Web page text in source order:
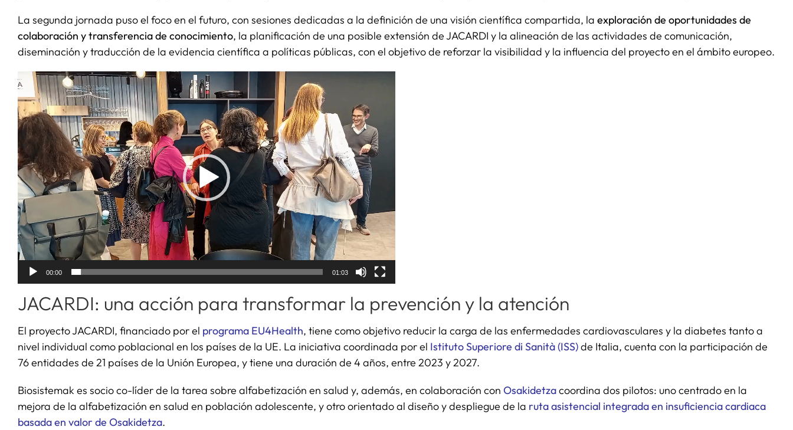
La segunda jornada puso el foco en el futuro, con sesiones dedicadas a la definición de una visión científica compartida, la exploración de oportunidades de
colaboración y transferencia de conocimiento, la planificación de una posible extensión de JACARDI y la alineación de las actividades de comunicación,
diseminación y traducción de la evidencia científica a políticas públicas, con el objetivo de reforzar la visibilidad y la influencia del proyecto en el ámbito europeo.
Reproductor
de
vídeo
00:00 01:03
JACARDI: una acción para transformar la prevención y la atención
El proyecto JACARDI, financiado por el programa EU4Health, tiene como objetivo reducir la carga de las enfermedades cardiovasculares y la diabetes tanto a
nivel individual como poblacional en los países de la UE. La iniciativa coordinada por el Istituto Superiore di Sanità (ISS)de Italia, cuenta con la participación de
76 entidades de 21 países de la Unión Europea, y tiene una duración de 4 años, entre 2023 y 2027.
Biosistemak es socio co-líder de la tarea sobre alfabetización en salud y, además, en colaboración con Osakidetzacoordina dos pilotos: uno centrado en la
mejora de la alfabetización en salud en población adolescente, y otro orientado al diseño y despliegue de la ruta asistencial integrada en insuficiencia cardiaca
basada en valor de Osakidetza.